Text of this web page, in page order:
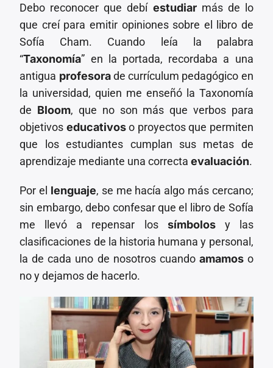
Debo reconocer que debí estudiarmás de lo
que creí para emitir opiniones sobre el libro de
Sofía Cham. Cuando leía la palabra
“Taxonomía” en la portada, recordaba a una
antigua profesorade currículum pedagógico en
la universidad, quien me enseñó la Taxonomía
de Bloom, que no son más que verbos para
objetivos educativoso proyectos que permiten
que los estudiantes cumplan sus metas de
aprendizaje mediante una correctaevaluación.
Por el lenguaje, se me hacía algo más cercano;
sin embargo, debo confesar que el libro de Sofía
me llevó a repensar los símbolosy las
clasificaciones de la historia humana y personal,
la de cada uno de nosotros cuando amamoso
no y dejamos de hacerlo.